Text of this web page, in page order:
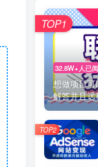
32.8W+人已
想做项目
解答并且
TOP1
TOP2